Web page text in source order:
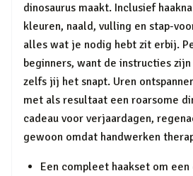
dinosaurus maakt. Inclusief
kleuren, naald, vulling en stap-
alles wat je nodig hebt zit erbij.
beginners, want de instructies
zelfs jij het snapt. Uren
met als resultaat een roarsome
cadeau voor verjaardagen,
gewoon omdat handwerken
Een compleet haakset om